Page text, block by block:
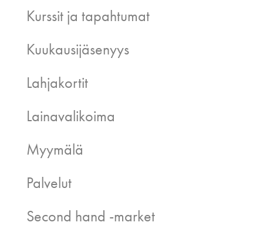
Kurssit ja tapahtumat
Kuukausijäsenyys
Lahjakortit
Lainavalikoima
Myymälä
Palvelut
Second hand -market